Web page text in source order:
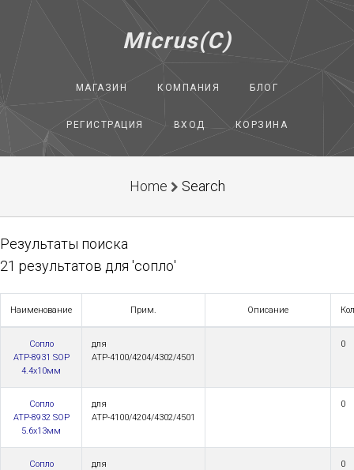
Micrus(C)
МАГАЗИН КОМПАНИЯ БЛОГ
РЕГИСТРАЦИЯ ВХОД КОРЗИНА
Home Search
Результаты поиска
21 результатов для 'сопло'
Наименование Прим. Описание Кол
Сопло
АТР-8931 SOP
4.4x10мм
для
АТР-4100/4204/4302/4501
0
Сопло
АТР-8932 SOP
5.6x13мм
для
АТР-4100/4204/4302/4501
0
Сопло
для
0